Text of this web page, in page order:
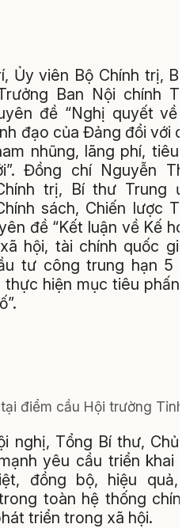
Ủy viên Bộ Chính trị,
Ban Nội chính
đề “Nghị quyết về
đạo của Đảng đổi với
nhũng, lãng phí, tiêu
Đồng chí Nguyễn
trị, Bí thư Trung
sách, Chiến lược
đề “Kết luận về Kế
hội, tài chính quốc
tư công trung hạn 5
hiện mục tiêu phấn
điểm cầu Hội trường
nghị, Tổng Bí thư, Chủ
yêu cầu triển khai
đồng bộ, hiệu quả,
toàn hệ thống
triển trong xã hội.